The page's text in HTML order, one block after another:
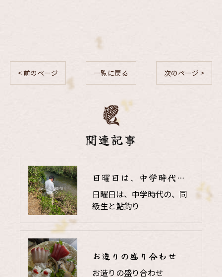
< 前のページ 一覧に戻る 次のページ >
関連記事
日曜日は、中学時代の、同級生と鮎釣り
日曜日は、中学時代の、同
級生と鮎釣り
お造りの盛り合わせ
お造りの盛り合わせ